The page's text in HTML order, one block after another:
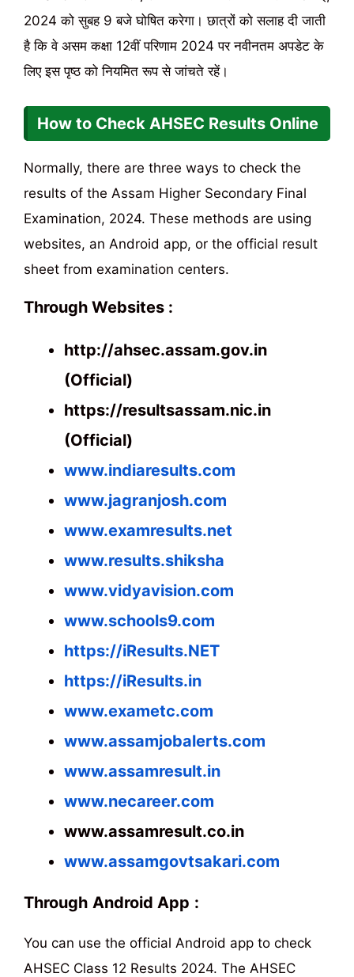
2024 को सुबह 9 बजे घोषित करेगा। छात्रों को सलाह दी जाती
है कि वे असम कक्षा 12वीं परिणाम 2024 पर नवीनतम अपडेट के
लिए इस पृष्ठ को नियमित रूप से जांचते रहें।
How to Check AHSEC Results Online
Normally, there are three ways to check the
results of the Assam Higher Secondary Final
Examination, 2024. These methods are using
websites, an Android app, or the official result
sheet from examination centers.
Through Websites :
http://ahsec.assam.gov.in
(Official)
https://resultsassam.nic.in
(Official)
www.indiaresults.com
www.jagranjosh.com
www.examresults.net
www.results.shiksha
www.vidyavision.com
www.schools9.com
https://iResults.NET
https://iResults.in
www.exametc.com
www.assamjobalerts.com
www.assamresult.in
www.necareer.com
www.assamresult.co.in
www.assamgovtsakari.com
Through Android App :
You can use the official Android app to check
AHSEC Class 12 Results 2024. The AHSEC